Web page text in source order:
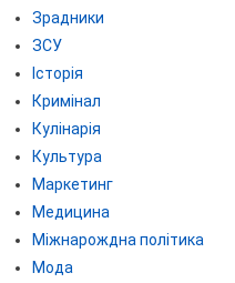
Зрадники
ЗСУ
Історія
Кримінал
Кулінарія
Культура
Маркетинг
Медицина
Міжнарождна політика
Мода